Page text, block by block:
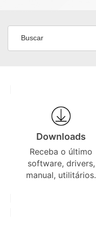
Downloads
Receba o último
software, drivers,
manual, utilitários.